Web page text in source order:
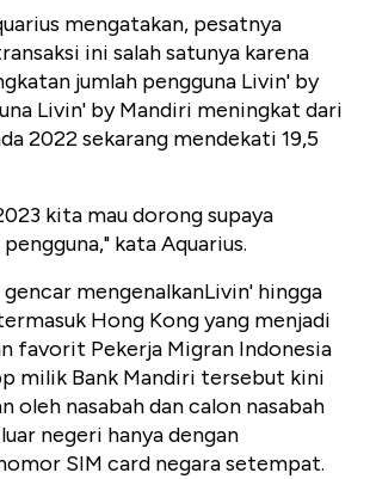
mengatakan, pesatnya
ini salah satunya karena
jumlah pengguna Livin' by
Livin' by Mandiri meningkat dari
2022 sekarang mendekati 19,5
kita mau dorong supaya
kata Aquarius.
mengenalkanLivin' hingga
Hong Kong yang menjadi
favorit Pekerja Migran Indonesia
milik Bank Mandiri tersebut kini
oleh nasabah dan calon nasabah
negeri hanya dengan
SIM card negara setempat.